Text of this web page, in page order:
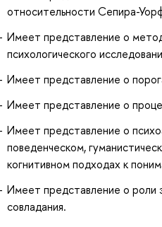
относительности Сепира-
Имеет представление о
психологического
Имеет представление о
Имеет представление о
Имеет представление о
поведенческом,
когнитивном подходах к
Имеет представление о роли
совладания.